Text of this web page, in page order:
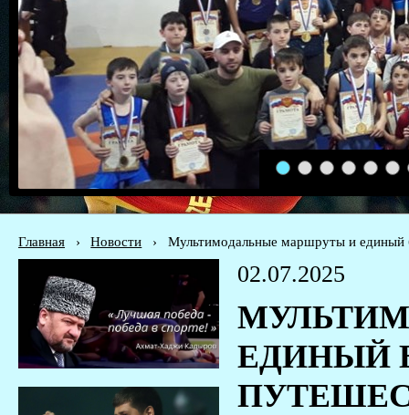
1 2 3 4 5 6
Главная › Новости › Мультимодальные маршруты и единый
02.07.2025
ЕДИНЫЙ